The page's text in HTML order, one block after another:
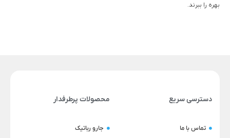
بهره را ببرند.
دسترسی سریع
تماس با ما
محصولات پرطرفدار
جارو رباتیک